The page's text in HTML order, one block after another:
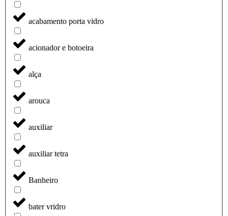
acabamento porta vidro
acionador e botoeira
alça
arouca
auxiliar
auxiliar tetra
Banheiro
bater vridro